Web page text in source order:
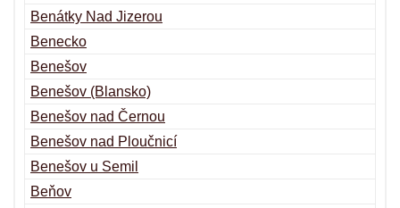
Benátky Nad Jizerou
Benecko
Benešov
Benešov (Blansko)
Benešov nad Černou
Benešov nad Ploučnicí
Benešov u Semil
Beňov